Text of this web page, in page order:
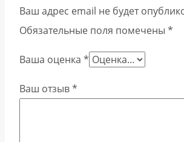
Ваш адрес email не будет
Обязательные поля помечены *
Ваша оценка *
Ваш отзыв*